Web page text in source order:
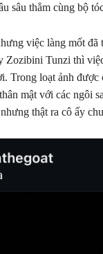
sâu thẳm cùng bộ
việc làng mốt
Zozibini Tunzi thì
Trong loạt ảnh
mật với các ngôi
thật ra cô ấy